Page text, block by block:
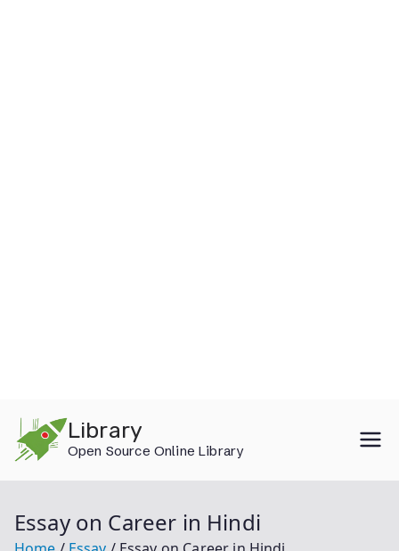
content
Library
Open Source Online Library
Essay on Career in Hindi